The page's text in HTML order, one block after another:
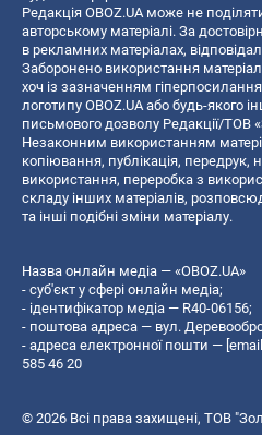
Редакція OBOZ.UA може не
авторському матеріалі. За
в рекламних матеріалах,
Заборонено використання
хоч із зазначенням
логотипу OBOZ.UA або будь-якого
письмового дозволу Редакції/ТОВ
Незаконним використанням
копiювання, публiкацiя, передрук,
використання, переробка з
складу інших матеріалів,
та інші подібні зміни матеріалу.
Назва онлайн медіа — «OBOZ.UA»
- суб'єкт у сфері онлайн медіа;
- ідентифікатор медіа — R40-06156;
- поштова адреса — вул.
- адреса електронної пошти —
585 46 20
© 2026 Всі права захищені, ТОВ